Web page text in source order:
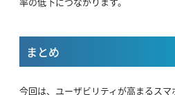
まとめ
今回は、ユーザビリティが高まるス